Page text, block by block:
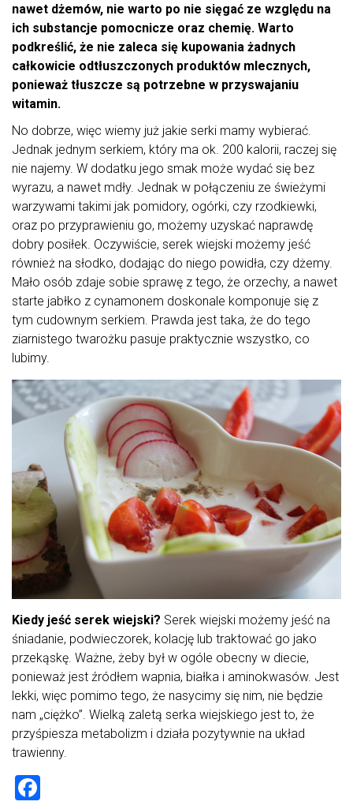
nawet dżemów, nie warto po nie sięgać ze względu na
ich substancje pomocnicze oraz chemię. Warto
podkreślić, że nie zaleca się kupowania żadnych
całkowicie odtłuszczonych produktów mlecznych,
ponieważ tłuszcze są potrzebne w przyswajaniu
witamin.
No dobrze, więc wiemy już jakie serki mamy wybierać.
Jednak jednym serkiem, który ma ok. 200 kalorii, raczej się
nie najemy. W dodatku jego smak może wydać się bez
wyrazu, a nawet mdły. Jednak w połączeniu ze świeżymi
warzywami takimi jak pomidory, ogórki, czy rzodkiewki,
oraz po przyprawieniu go, możemy uzyskać naprawdę
dobry posiłek. Oczywiście, serek wiejski możemy jeść
również na słodko, dodając do niego powidła, czy dżemy.
Mało osób zdaje sobie sprawę z tego, że orzechy, a nawet
starte jabłko z cynamonem doskonale komponuje się z
tym cudownym serkiem. Prawda jest taka, że do tego
ziarnistego twarożku pasuje praktycznie wszystko, co
lubimy.
Kiedy jeść serek wiejski? Serek wiejski możemy jeść na
śniadanie, podwieczorek, kolację lub traktować go jako
przekąskę. Ważne, żeby był w ogóle obecny w diecie,
ponieważ jest źródłem wapnia, białka i aminokwasów. Jest
lekki, więc pomimo tego, że nasycimy się nim, nie będzie
nam „ciężko”. Wielką zaletą serka wiejskiego jest to, że
przyśpiesza metabolizm i działa pozytywnie na układ
trawienny.